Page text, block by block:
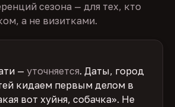
сезона — для тех, кто
а не визитками.
— уточняется. Даты, город
кидаем первым делом в
вот хуйня, собачка». Не